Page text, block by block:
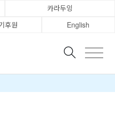
카라두잉
후원 English